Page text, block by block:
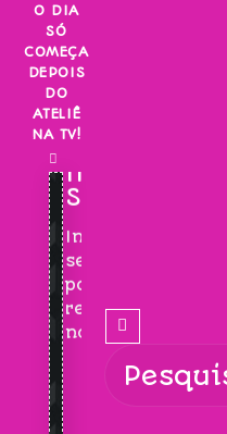
Skip
content
O DIA
SÓ
COMEÇA
DEPOIS
DO
ATELIÊ
NA TV!
INSCREVA-
SE!
Inscreva-
se
para
receber
novidades!